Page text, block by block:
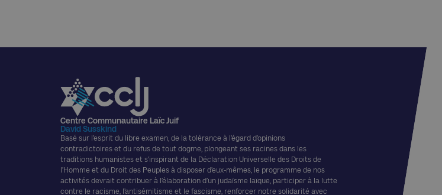
Centre Communautaire Laïc Juif
David Susskind
Basé sur l’esprit du libre examen, de la tolérance à l’égard d’opinions
contradictoires et du refus de tout dogme, plongeant ses racines dans les
traditions humanistes et s’inspirant de la Déclaration Universelle des Droits de
l’Homme et du Droit des Peuples à disposer d’eux-mêmes, le programme de nos
activités devrait contribuer à l’élaboration d’un judaïsme laïque, participer à la lutte
contre le racisme, l’antisémitisme et le fascisme, renforcer notre solidarité avec